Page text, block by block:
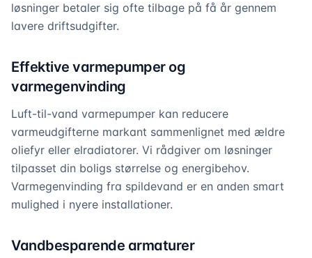
løsninger betaler sig ofte tilbage på få år gennem
lavere driftsudgifter.
Effektive varmepumper og
varmegenvinding
Luft-til-vand varmepumper kan reducere
varmeudgifterne markant sammenlignet med ældre
oliefyr eller elradiatorer. Vi rådgiver om løsninger
tilpasset din boligs størrelse og energibehov.
Varmegenvinding fra spildevand er en anden smart
mulighed i nyere installationer.
Vandbesparende armaturer